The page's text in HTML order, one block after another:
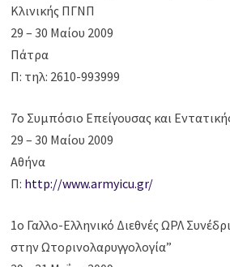
Κλινικής ΠΓΝΠ
29 – 30 Μαίου 2009
Πάτρα
Π: τηλ: 2610-993999
7o Συμπόσιο Επείγουσας και
29 – 30 Μαίου 2009
Αθήνα
Π: http://www.armyicu.gr/
1o Γαλλο-Ελληνικό Διεθνές ΩΡΛ
στην Ωτορινολαρυγγολογία”